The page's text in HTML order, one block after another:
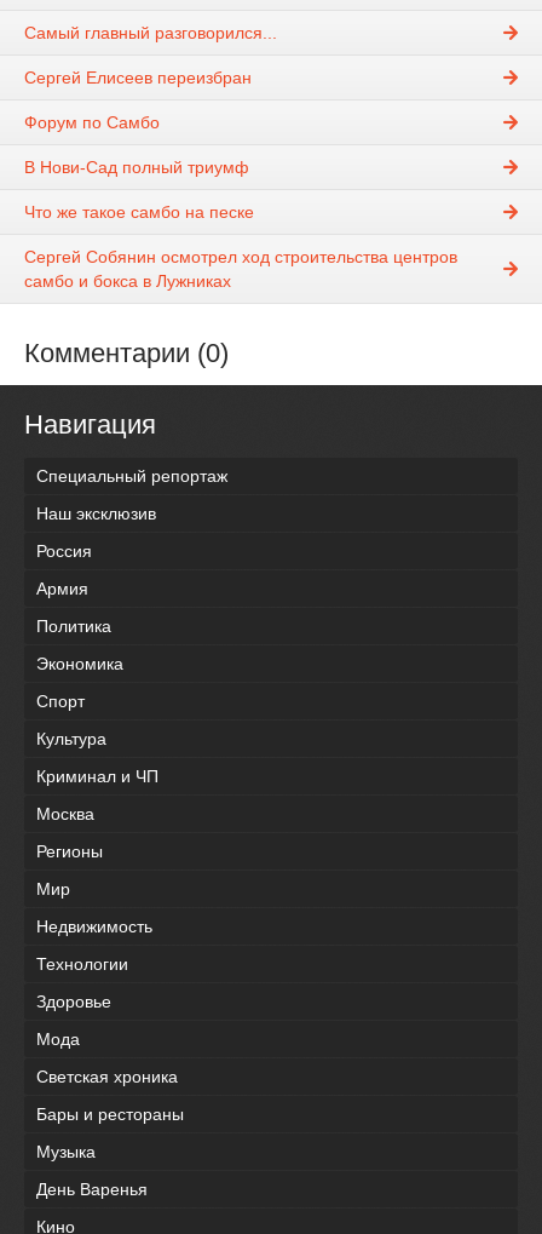
Самый главный разговорился...
Сергей Елисеев переизбран
Форум по Самбо
В Нови-Сад полный триумф
Что же такое самбо на песке
Сергей Собянин осмотрел ход строительства центров
самбо и бокса в Лужниках
Комментарии (0)
Навигация
Специальный репортаж
Наш эксклюзив
Россия
Армия
Политика
Экономика
Спорт
Культура
Криминал и ЧП
Москва
Регионы
Мир
Недвижимость
Технологии
Здоровье
Мода
Светская хроника
Бары и рестораны
Музыка
День Варенья
Кино